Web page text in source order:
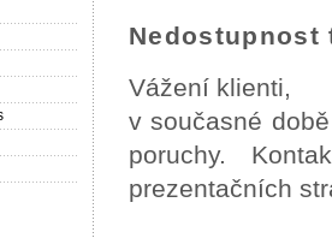
Nedostupnost
Vážení klienti,
v současné
poruchy.
prezentačních